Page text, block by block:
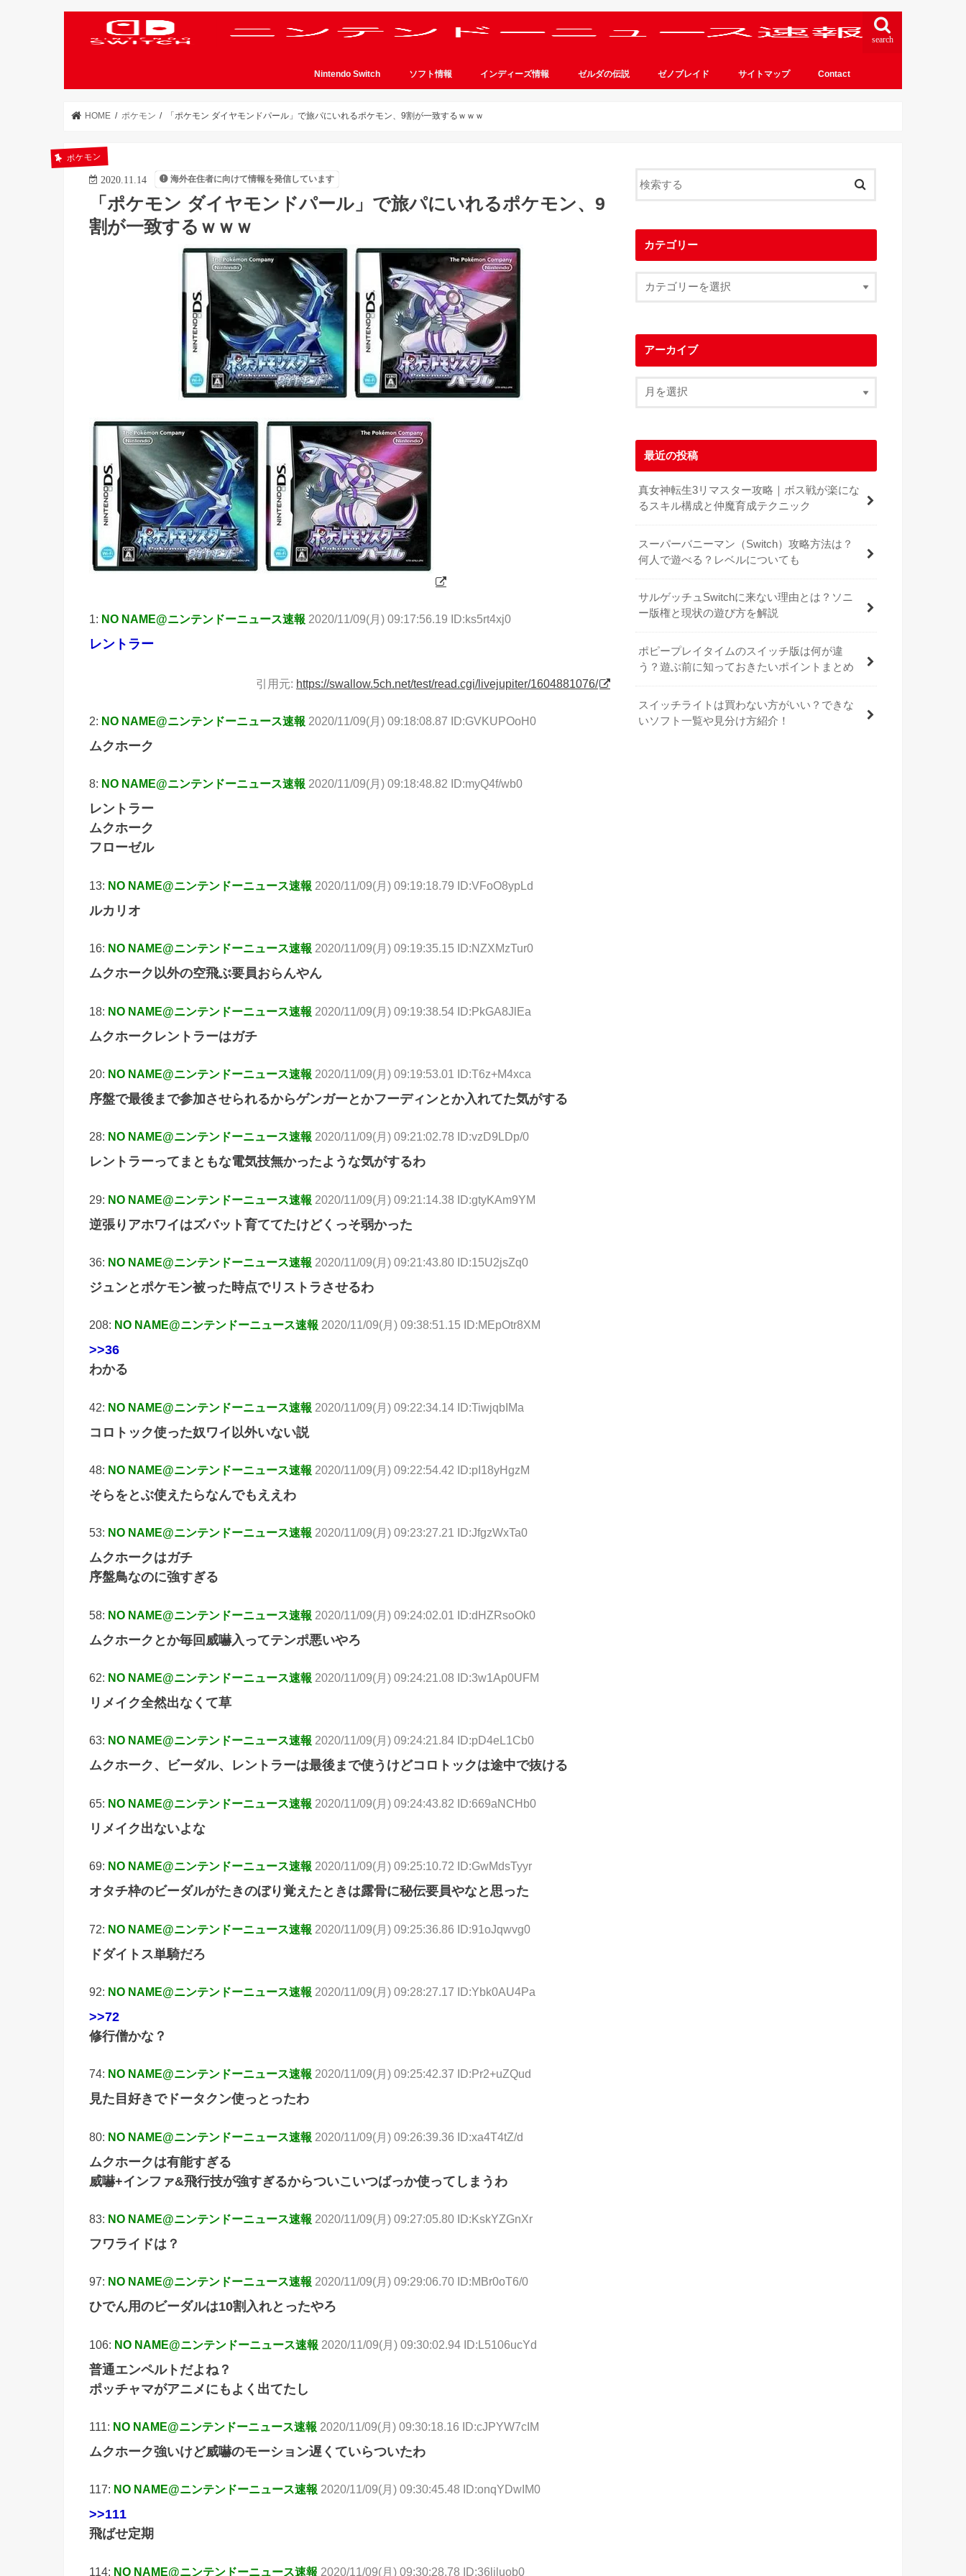
search
Nintendo Switch ソフト情報 インディーズ情報 ゼルダの伝説 ゼノブレイド サイトマップ Contact
HOME ポケモン 「ポケモン ダイヤモンドパール」で旅パにいれるポケモン、9割が一致するｗｗｗ
ポケモン
2020.11.14 海外在住者に向けて情報を発信しています
「ポケモン ダイヤモンドパール」で旅パにいれるポケモン、9
割が一致するｗｗｗ
1: NO NAME@ニンテンドーニュース速報 2020/11/09(月) 09:17:56.19 ID:ks5rt4xj0
レントラー
引用元: https://swallow.5ch.net/test/read.cgi/livejupiter/1604881076/
2: NO NAME@ニンテンドーニュース速報 2020/11/09(月) 09:18:08.87 ID:GVKUPOoH0
ムクホーク
8: NO NAME@ニンテンドーニュース速報 2020/11/09(月) 09:18:48.82 ID:myQ4f/wb0
レントラー
ムクホーク
フローゼル
13: NO NAME@ニンテンドーニュース速報 2020/11/09(月) 09:19:18.79 ID:VFoO8ypLd
ルカリオ
16: NO NAME@ニンテンドーニュース速報 2020/11/09(月) 09:19:35.15 ID:NZXMzTur0
ムクホーク以外の空飛ぶ要員おらんやん
18: NO NAME@ニンテンドーニュース速報 2020/11/09(月) 09:19:38.54 ID:PkGA8JlEa
ムクホークレントラーはガチ
20: NO NAME@ニンテンドーニュース速報 2020/11/09(月) 09:19:53.01 ID:T6z+M4xca
序盤で最後まで参加させられるからゲンガーとかフーディンとか入れてた気がする
28: NO NAME@ニンテンドーニュース速報 2020/11/09(月) 09:21:02.78 ID:vzD9LDp/0
レントラーってまともな電気技無かったような気がするわ
29: NO NAME@ニンテンドーニュース速報 2020/11/09(月) 09:21:14.38 ID:gtyKAm9YM
逆張りアホワイはズバット育ててたけどくっそ弱かった
36: NO NAME@ニンテンドーニュース速報 2020/11/09(月) 09:21:43.80 ID:15U2jsZq0
ジュンとポケモン被った時点でリストラさせるわ
208: NO NAME@ニンテンドーニュース速報 2020/11/09(月) 09:38:51.15 ID:MEpOtr8XM
>>36
わかる
42: NO NAME@ニンテンドーニュース速報 2020/11/09(月) 09:22:34.14 ID:TiwjqbIMa
コロトック使った奴ワイ以外いない説
48: NO NAME@ニンテンドーニュース速報 2020/11/09(月) 09:22:54.42 ID:pI18yHgzM
そらをとぶ使えたらなんでもええわ
53: NO NAME@ニンテンドーニュース速報 2020/11/09(月) 09:23:27.21 ID:JfgzWxTa0
ムクホークはガチ
序盤鳥なのに強すぎる
58: NO NAME@ニンテンドーニュース速報 2020/11/09(月) 09:24:02.01 ID:dHZRsoOk0
ムクホークとか毎回威嚇入ってテンポ悪いやろ
62: NO NAME@ニンテンドーニュース速報 2020/11/09(月) 09:24:21.08 ID:3w1Ap0UFM
リメイク全然出なくて草
63: NO NAME@ニンテンドーニュース速報 2020/11/09(月) 09:24:21.84 ID:pD4eL1Cb0
ムクホーク、ビーダル、レントラーは最後まで使うけどコロトックは途中で抜ける
65: NO NAME@ニンテンドーニュース速報 2020/11/09(月) 09:24:43.82 ID:669aNCHb0
リメイク出ないよな
69: NO NAME@ニンテンドーニュース速報 2020/11/09(月) 09:25:10.72 ID:GwMdsTyyr
オタチ枠のビーダルがたきのぼり覚えたときは露骨に秘伝要員やなと思った
72: NO NAME@ニンテンドーニュース速報 2020/11/09(月) 09:25:36.86 ID:91oJqwvg0
ドダイトス単騎だろ
92: NO NAME@ニンテンドーニュース速報 2020/11/09(月) 09:28:27.17 ID:Ybk0AU4Pa
>>72
修行僧かな？
74: NO NAME@ニンテンドーニュース速報 2020/11/09(月) 09:25:42.37 ID:Pr2+uZQud
見た目好きでドータクン使っとったわ
80: NO NAME@ニンテンドーニュース速報 2020/11/09(月) 09:26:39.36 ID:xa4T4tZ/d
ムクホークは有能すぎる
威嚇+インファ&飛行技が強すぎるからついこいつばっか使ってしまうわ
83: NO NAME@ニンテンドーニュース速報 2020/11/09(月) 09:27:05.80 ID:KskYZGnXr
フワライドは？
97: NO NAME@ニンテンドーニュース速報 2020/11/09(月) 09:29:06.70 ID:MBr0oT6/0
ひでん用のビーダルは10割入れとったやろ
106: NO NAME@ニンテンドーニュース速報 2020/11/09(月) 09:30:02.94 ID:L5106ucYd
普通エンペルトだよね？
ポッチャマがアニメにもよく出てたし
111: NO NAME@ニンテンドーニュース速報 2020/11/09(月) 09:30:18.16 ID:cJPYW7cIM
ムクホーク強いけど威嚇のモーション遅くていらついたわ
117: NO NAME@ニンテンドーニュース速報 2020/11/09(月) 09:30:45.48 ID:onqYDwIM0
>>111
飛ばせ定期
114: NO NAME@ニンテンドーニュース速報 2020/11/09(月) 09:30:28.78 ID:36ljluob0
カテゴリー
アーカイブ
最近の投稿
真女神転生3リマスター攻略｜ボス戦が楽にな
るスキル構成と仲魔育成テクニック
スーパーバニーマン（Switch）攻略方法は？
何人で遊べる？レベルについても
サルゲッチュSwitchに来ない理由とは？ソニ
ー版権と現状の遊び方を解説
ポピープレイタイムのスイッチ版は何が違
う？遊ぶ前に知っておきたいポイントまとめ
スイッチライトは買わない方がいい？できな
いソフト一覧や見分け方紹介！